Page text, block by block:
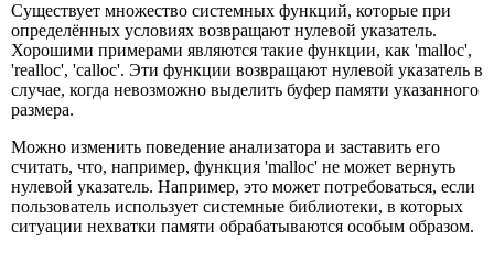
Существует множество системных функций, которые при
определённых условиях возвращают нулевой указатель.
Хорошими примерами являются такие функции, как 'malloc',
'realloc', 'calloc'. Эти функции возвращают нулевой указатель в
случае, когда невозможно выделить буфер памяти указанного
размера.
Можно изменить поведение анализатора и заставить его
считать, что, например, функция 'malloc' не может вернуть
нулевой указатель. Например, это может потребоваться, если
пользователь использует системные библиотеки, в которых
ситуации нехватки памяти обрабатываются особым образом.